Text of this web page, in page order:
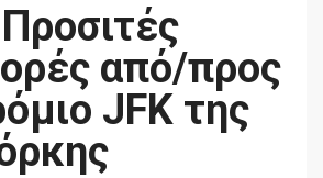
από/προς
JFK της